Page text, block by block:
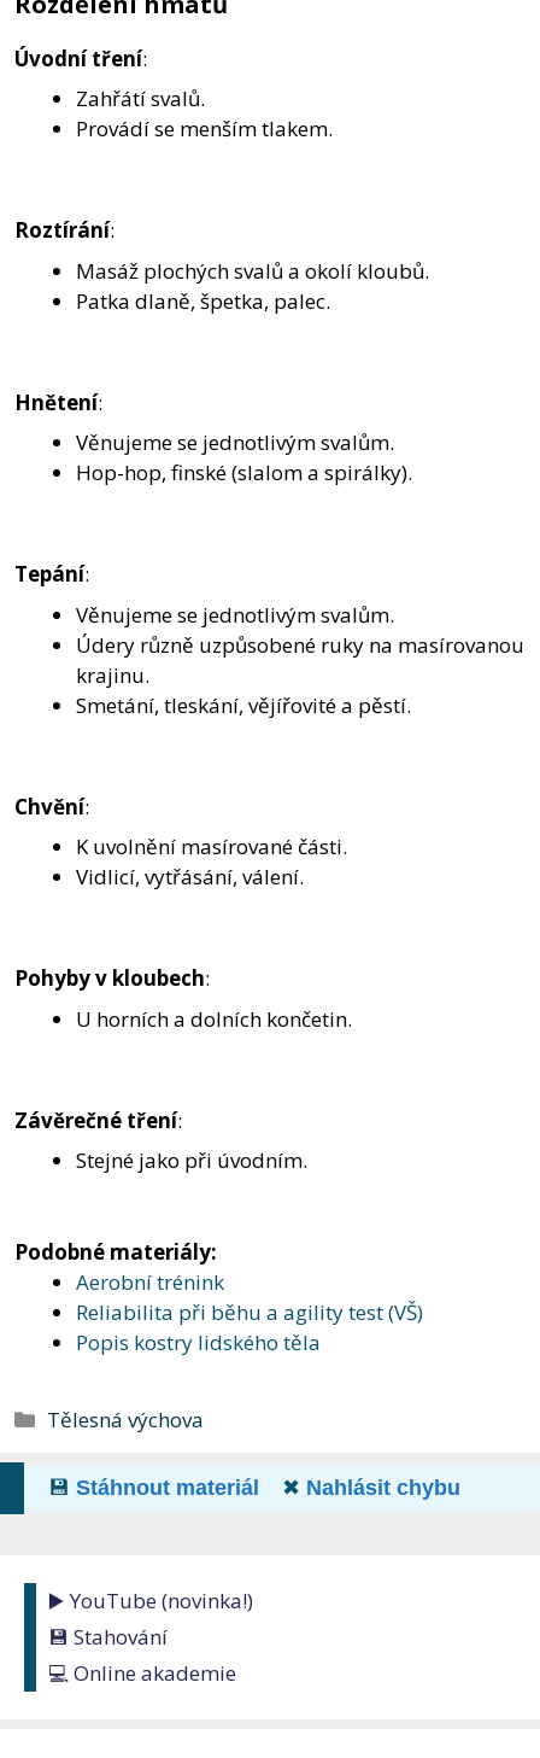
Úvodní tření:
Zahřátí svalů.
Provádí se menším tlakem.
Roztírání:
Masáž plochých svalů a okolí kloubů.
Patka dlaně, špetka, palec.
Hnětení:
Věnujeme se jednotlivým svalům.
Hop-hop, finské (slalom a spirálky).
Tepání:
Věnujeme se jednotlivým svalům.
Údery různě uzpůsobené ruky na masírovanou
krajinu.
Smetání, tleskání, vějířovité a pěstí.
Chvění:
K uvolnění masírované části.
Vidlicí, vytřásání, válení.
Pohyby v kloubech:
U horních a dolních končetin.
Závěrečné tření:
Stejné jako při úvodním.
Podobné materiály:
Aerobní trénink
Reliabilita při běhu a agility test (VŠ)
Popis kostry lidského těla
Rubriky
Tělesná výchova
💾 Stáhnout materiál ✖ Nahlásit chybu
▶️ YouTube (novinka!)
💾 Stahování
💻 Online akademie